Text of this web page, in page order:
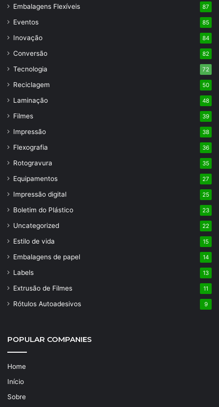
Embalagens Flexíveis 87
Eventos 85
Inovação 84
Conversão 82
Tecnologia 72
Reciclagem 50
Laminação 48
Filmes 39
Impressão 38
Flexografia 36
Rotogravura 35
Equipamentos 27
Impressão digital 25
Boletim do Plástico 23
Uncategorized 22
Estilo de vida 15
Embalagens de papel 14
Labels 13
Extrusão de Filmes 11
Rótulos Autoadesivos 9
POPULAR COMPANIES
Home
Início
Sobre